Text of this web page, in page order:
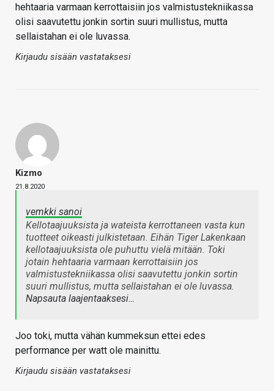
hehtaaria varmaan kerrottaisiin jos valmistustekniikassa
olisi saavutettu jonkin sortin suuri mullistus, mutta
sellaistahan ei ole luvassa.
Kirjaudu sisään vastataksesi
Kizmo
21.8.2020
vemkki sanoi
Kellotaajuuksista ja wateista kerrottaneen vasta kun
tuotteet oikeasti julkistetaan. Eihän Tiger Lakenkaan
kellotaajuuksista ole puhuttu vielä mitään. Toki
jotain hehtaaria varmaan kerrottaisiin jos
valmistustekniikassa olisi saavutettu jonkin sortin
suuri mullistus, mutta sellaistahan ei ole luvassa.
Napsauta laajentaaksesi…
Joo toki, mutta vähän kummeksun ettei edes
performance per watt ole mainittu.
Kirjaudu sisään vastataksesi